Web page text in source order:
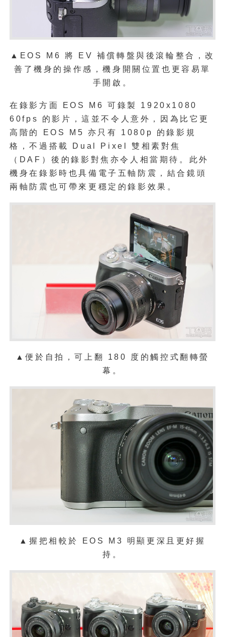
▲EOS M6 將 EV 補償轉盤與後滾輪整合，改
善了機身的操作感，機身開關位置也更容易單
手開啟。
在錄影方面 EOS M6 可錄製 1920x1080
60fps 的影片，這並不令人意外，因為比它更
高階的 EOS M5 亦只有 1080p 的錄影規
格，不過搭載 Dual Pixel 雙相素對焦
（DAF）後的錄影對焦亦令人相當期待。此外
機身在錄影時也具備電子五軸防震，結合鏡頭
兩軸防震也可帶來更穩定的錄影效果。
▲便於自拍，可上翻 180 度的觸控式翻轉螢
幕。
▲握把相較於 EOS M3 明顯更深且更好握
持。